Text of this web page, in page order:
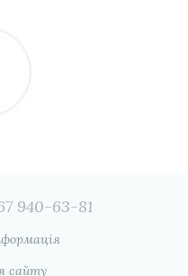
940-63-81
сайту